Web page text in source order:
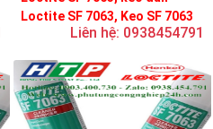
Loctite SF 7063, Keo SF 7063
Liên hệ: 0938454791